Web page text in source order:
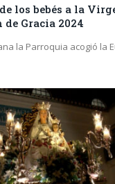
los bebés a la
de Gracia 2024
la Parroquia acogió la